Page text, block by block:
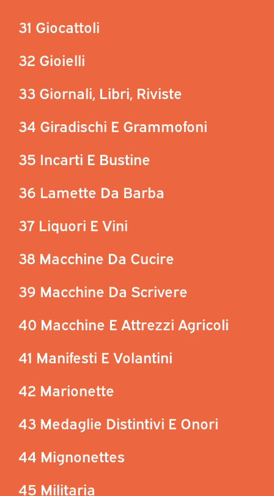
31 Giocattoli
32 Gioielli
33 Giornali, Libri, Riviste
34 Giradischi E Grammofoni
35 Incarti E Bustine
36 Lamette Da Barba
37 Liquori E Vini
38 Macchine Da Cucire
39 Macchine Da Scrivere
40 Macchine E Attrezzi Agricoli
41 Manifesti E Volantini
42 Marionette
43 Medaglie Distintivi E Onori
44 Mignonettes
45 Militaria